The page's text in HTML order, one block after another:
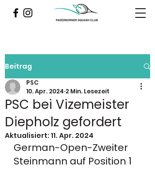
Beitrag
PSC bei Vizemeister
Diepholz gefordert
PSC
10. Apr. 2024 2 Min. Lesezeit
Aktualisiert: 11. Apr. 2024
German-Open-Zweiter
Steinmann auf Position 1